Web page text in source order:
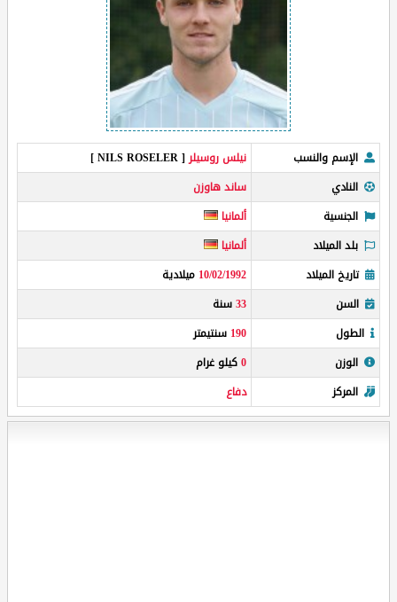
الإسم والنسب نيلس روسيلر[ NILS ROSELER ]
النادي
ساند هاوزن
الجنسية
ألمانيا
بلد الميلاد
ألمانيا
تاريخ الميلاد
10/02/1992 ميلادية
السن
33سنة
الطول
190 سنتيمتر
الوزن
0كيلو غرام
المركز
دفاع